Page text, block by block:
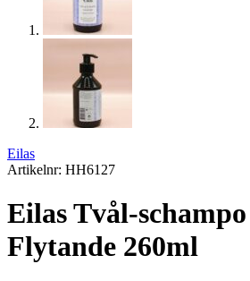
Eilas
Artikelnr: HH6127
Eilas Tvål-
Flytande 260ml